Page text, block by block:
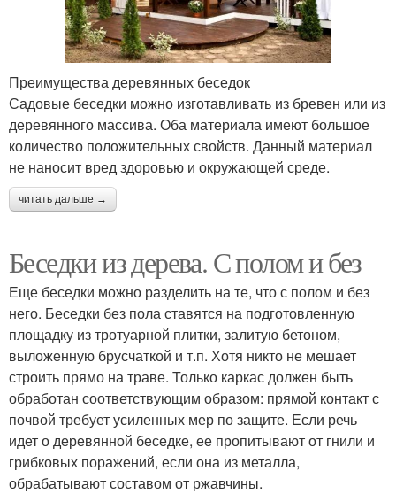
Преимущества деревянных беседок
Садовые беседки можно изготавливать из бревен или из
деревянного массива. Оба материала имеют большое
количество положительных свойств. Данный материал
не наносит вред здоровью и окружающей среде.
читать дальше →
Беседки из дерева. С полом и без
Еще беседки можно разделить на те, что с полом и без
него. Беседки без пола ставятся на подготовленную
площадку из тротуарной плитки, залитую бетоном,
выложенную брусчаткой и т.п. Хотя никто не мешает
строить прямо на траве. Только каркас должен быть
обработан соответствующим образом: прямой контакт с
почвой требует усиленных мер по защите. Если речь
идет о деревянной беседке, ее пропитывают от гнили и
грибковых поражений, если она из металла,
обрабатывают составом от ржавчины.